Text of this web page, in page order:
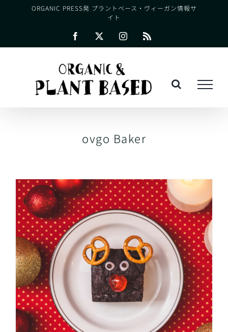
ORGANIC PRESS発 プラントベース・ヴィーガン情報サ
イト
Facebook Instagram
ovgo Baker